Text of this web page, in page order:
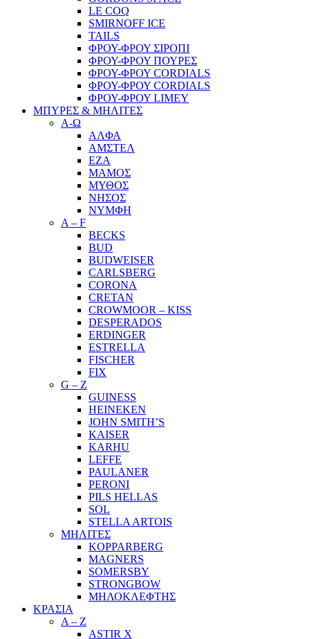
LE COQ
SMIRNOFF ICE
TAILS
ΦΡΟΥ-ΦΡΟΥ ΣΙΡΟΠΙ
ΦΡΟΥ-ΦΡΟΥ ΠΟΥΡΕΣ
ΦΡΟΥ-ΦΡΟΥ CORDIALS
ΦΡΟΥ-ΦΡΟΥ CORDIALS
ΦΡΟΥ-ΦΡΟΥ LIMEY
ΜΠΥΡΕΣ & ΜΗΛΙΤΕΣ
Α-Ω
ΑΛΦΑ
ΑΜΣΤΕΛ
ΕΖΑ
ΜΑΜΟΣ
ΜΥΘΟΣ
ΝΗΣΟΣ
ΝΥΜΦΗ
A – F
BECKS
BUD
BUDWEISER
CARLSBERG
CORONA
CRETAN
CROWMOOR – KISS
DESPERADOS
ERDINGER
ESTRELLA
FISCHER
FIX
G – Z
GUINESS
HEINEKEN
JOHN SMITH’S
KAISER
KARHU
LEFFE
PAULANER
PERONI
PILS HELLAS
SOL
STELLA ARTOIS
ΜΗΛΙΤΕΣ
KOPPARBERG
MAGNERS
SOMERSBY
STRONGBOW
ΜΗΛΟΚΛΕΦΤΗΣ
ΚΡΑΣΙΑ
A – Z
ASTIR X